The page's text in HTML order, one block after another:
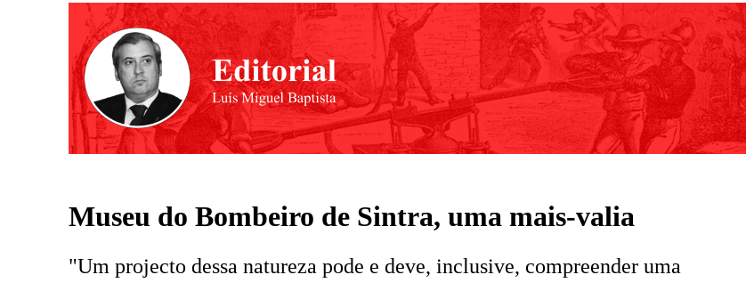
Museu do Bombeiro de Sintra, uma mais-valia
"Um projecto dessa natureza pode e deve, inclusive, compreender uma